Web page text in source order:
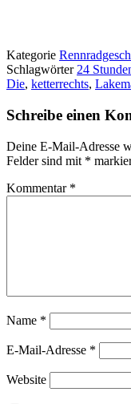
Kategorie
Schlagwörter24
Die, ketterrechts,
Schreibe einen
Deine E-Mail-Adresse
Felder sind mit *
Kommentar *
Name *
E-Mail-Adresse *
Website